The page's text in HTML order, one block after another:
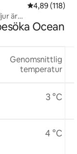
4,89 av 5 i
4,89 (118)
är
Ocean
Genomsnittlig
temperatur
3 °C
4 °C